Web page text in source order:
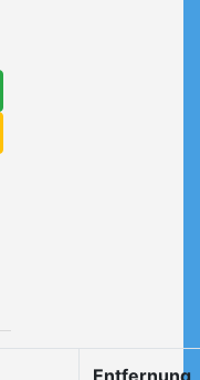
Entfernung